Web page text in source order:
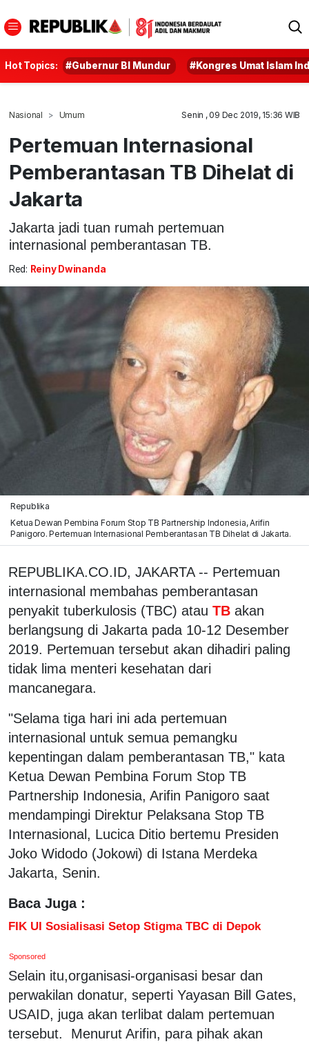
Hot Topics: #Gubernur BI Mundur #Kongres Umat Islam
Nasional Umum Senin , 09 Dec 2019, 15:36 WIB
Pertemuan Internasional
Pemberantasan TB Dihelat di
Jakarta
Jakarta jadi tuan rumah pertemuan
internasional pemberantasan TB.
Red: Reiny Dwinanda
Republika
Ketua Dewan Pembina Forum Stop TB Partnership Indonesia, Arifin
Panigoro. Pertemuan Internasional Pemberantasan TB Dihelat di Jakarta.
REPUBLIKA.CO.ID, JAKARTA -- Pertemuan
internasional membahas pemberantasan
penyakit tuberkulosis (TBC) atau TB akan
berlangsung di Jakarta pada 10-12 Desember
2019. Pertemuan tersebut akan dihadiri paling
tidak lima menteri kesehatan dari
mancanegara.
"Selama tiga hari ini ada pertemuan
internasional untuk semua pemangku
kepentingan dalam pemberantasan TB," kata
Ketua Dewan Pembina Forum Stop TB
Partnership Indonesia, Arifin Panigoro saat
mendampingi Direktur Pelaksana Stop TB
Internasional, Lucica Ditio bertemu Presiden
Joko Widodo (Jokowi) di Istana Merdeka
Jakarta, Senin.
Baca Juga :
FIK UI Sosialisasi Setop Stigma TBC di Depok
Sponsored
Selain itu,organisasi-organisasi besar dan
perwakilan donatur, seperti Yayasan Bill Gates,
USAID, juga akan terlibat dalam pertemuan
tersebut. Menurut Arifin, para pihak akan